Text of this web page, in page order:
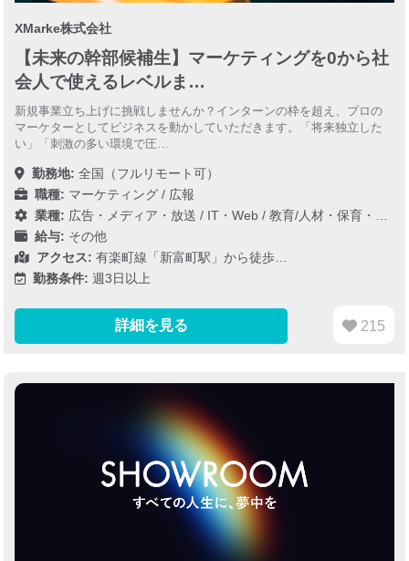
XMarke株式会社
【未来の幹部候補生】マーケティングを0から社
会人で使えるレベルま…
新規事業立ち上げに挑戦しませんか？インターンの枠を超え、プロの
マーケターとしてビジネスを動かしていただきます。「将来独立した
い」「刺激の多い環境で圧…
勤務地: 全国（フルリモート可）
職種: マーケティング / 広報
業種: 広告・メディア・放送 / IT・Web /教育/人材・保育・医療/介護/福祉
給与: その他
アクセス: 有楽町線「新富町駅」から徒歩…
勤務条件: 週3日以上
詳細を見る 215